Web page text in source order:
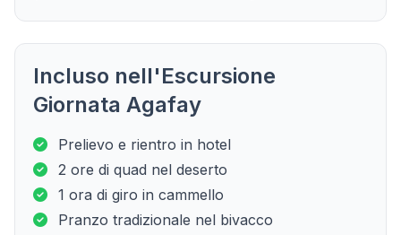
Incluso nell'Escursione
Giornata Agafay
Prelievo e rientro in hotel
2 ore di quad nel deserto
1 ora di giro in cammello
Pranzo tradizionale nel bivacco